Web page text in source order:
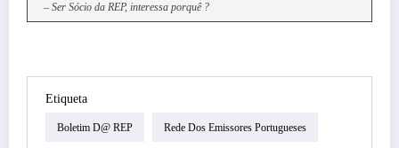
– Ser Sócio da REP, interessa porquê ?
Etiqueta
Boletim D@ REP Rede Dos Emissores Portugueses